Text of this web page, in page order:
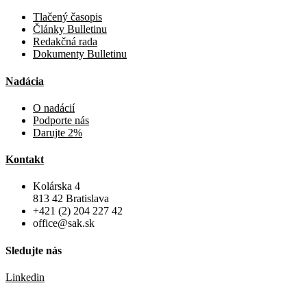
Tlačený časopis
Články Bulletinu
Redakčná rada
Dokumenty Bulletinu
Nadácia
O nadácií
Podporte nás
Darujte 2%
Kontakt
Kolárska 4
813 42 Bratislava
+421 (2) 204 227 42
office@sak.sk
Sledujte nás
Linkedin